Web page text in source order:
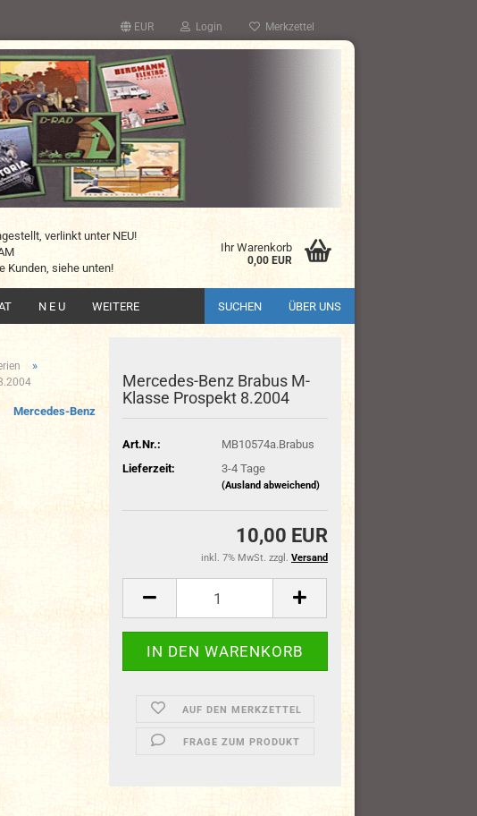
EUR Login Merkzettel
verlinkt unter NEU!
Kunden, siehe unten!
Ihr Warenkorb
0,00 EUR
N E U SUCHEN ÜBER UNS
WEITERE
»
Mercedes-Benz
Mercedes-Benz Brabus M-
Klasse Prospekt 8.2004
Art.Nr.:
MB10574a.Brabus
Lieferzeit:
3-4 Tage
(Ausland abweichend)
10,00 EUR
inkl. 7% MwSt. zzgl. Versand
AUF DEN MERKZETTEL
FRAGE ZUM PRODUKT